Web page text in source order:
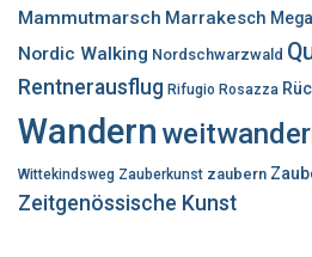
Mammutmarsch Marrakesch
Nordic Walking Nordschwarzwald
Rentnerausflug Rifugio Rosazza
Wandern
Wittekindsweg Zauberkunst zaubern
Zeitgenössische Kunst